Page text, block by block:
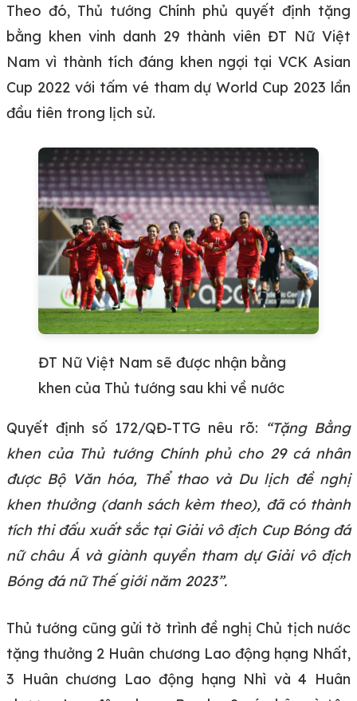
Theo đó, Thủ tướng Chính phủ quyết định tặng
bằng khen vinh danh 29 thành viên ĐT Nữ Việt
Nam vì thành tích đáng khen ngợi tại VCK Asian
Cup 2022 với tấm vé tham dự World Cup 2023 lần
đầu tiên trong lịch sử.
ĐT Nữ Việt Nam sẽ được nhận bằng
khen của Thủ tướng sau khi về nước
Quyết định số 172/QĐ-TTG nêu rõ: “Tặng Bằng
khen của Thủ tướng Chính phủ cho 29 cá nhân
được Bộ Văn hóa, Thể thao và Du lịch đề nghị
khen thưởng (danh sách kèm theo), đã có thành
tích thi đấu xuất sắc tại Giải vô địch Cup Bóng đá
nữ châu Á và giành quyền tham dự Giải vô địch
Bóng đá nữ Thế giới năm 2023”.
Thủ tướng cũng gửi tờ trình đề nghị Chủ tịch nước
tặng thưởng 2 Huân chương Lao động hạng Nhất,
3 Huân chương Lao động hạng Nhì và 4 Huân